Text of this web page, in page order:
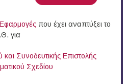
που έχει αναπτύξει το
για
και Συνοδευτικής Επιστολής
Σχεδίου